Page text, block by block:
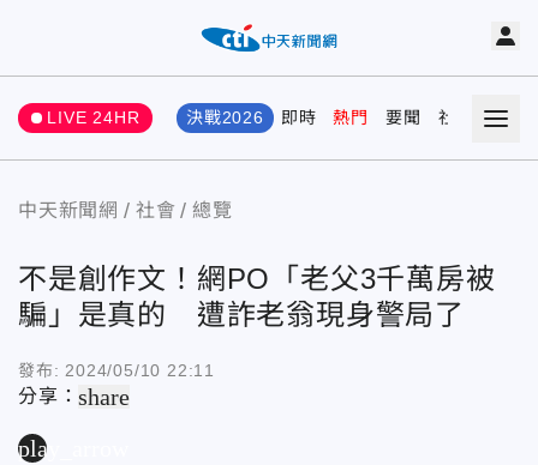
LIVE 24HR 決戰2026 即時 熱門 要聞 社會 娛樂
中天新聞網 社會 總覽
不是創作文！網PO「老父3千萬房被
騙」是真的 遭詐老翁現身警局了
發布: 2024/05/10 22:11
分享：share
play_arrow